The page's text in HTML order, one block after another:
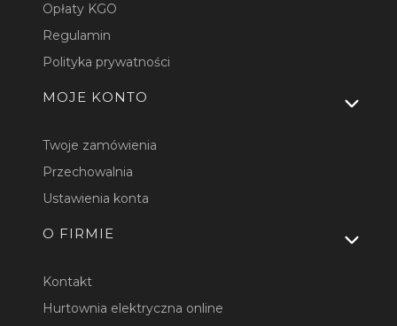
Opłaty KGO
Regulamin
Polityka prywatności
MOJE KONTO
Twoje zamówienia
Przechowalnia
Ustawienia konta
O FIRMIE
Kontakt
Hurtownia elektryczna online